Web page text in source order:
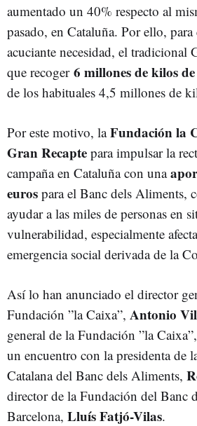
aumentado un 40% respecto al
pasado, en Cataluña. Por ello, para
acuciante necesidad, el tradicional
que recoger 6 millones de kilos
de los habituales 4,5 millones de
Por este motivo, laFundación la
Gran Recapte para impulsar la
campaña en Cataluña con una
euros para el Banc dels Aliments,
ayudar a las miles de personas en
vulnerabilidad, especialmente
emergencia social derivada de la
Así lo han anunciado el director
Fundación ”la Caixa”, Antonio
general de la Fundación ”la Caixa”,
un encuentro con la presidenta de
Catalana del Banc dels Aliments,
director de la Fundación del Banc
Barcelona, Lluís Fatjó-Vilas.